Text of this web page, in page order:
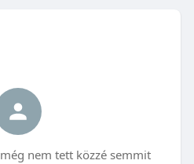
nem tett közzé semmit